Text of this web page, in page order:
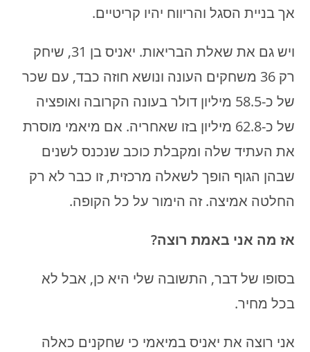
אך בניית הסגל והריווח יהיו קריטיים.
ויש גם את שאלת הבריאות. יאניס בן 31, שיחק
רק 36 משחקים העונה ונושא חוזה כבד, עם שכר
של כ-58.5 מיליון דולר בעונה הקרובה ואופציה
של כ-62.8 מיליון בזו שאחריה. אם מיאמי מוסרת
את העתיד שלה ומקבלת כוכב שנכנס לשנים
שבהן הגוף הופך לשאלה מרכזית, זו כבר לא רק
החלטה אמיצה. זה הימור על כל הקופה.
אז מה אני באמת רוצה?
בסופו של דבר, התשובה שלי היא כן, אבל לא
בכל מחיר.
אני רוצה את יאניס במיאמי כי שחקנים כאלה